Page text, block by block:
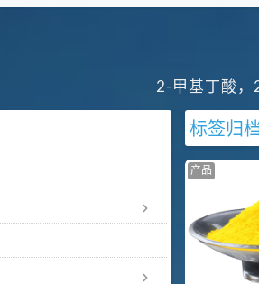
2-甲基丁酸，
标签归
产品